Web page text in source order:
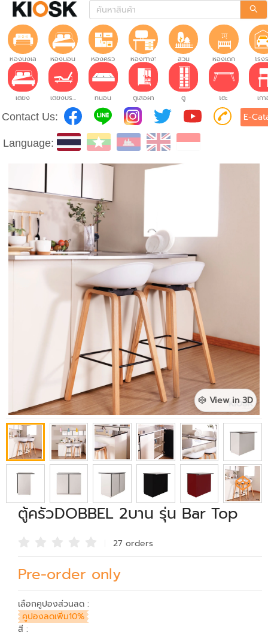
ห้องนั่งเล่น ห้องนอน ห้องครัว ห้องทำงาน สวน ห้องเด็ก โรง
เตียง เตียงปรับระดับ ที่นอน ตู้เสื้อผ้า ตู้ โต๊ะ เก้
Contact Us: E-
Language:
View in 3D
ตู้ครัวDOBBEL 2บาน รุ่น Bar Top
27 orders
Pre-order only
เลือกคูปองส่วนลด :
คูปองลดเพิ่ม10%
สี :